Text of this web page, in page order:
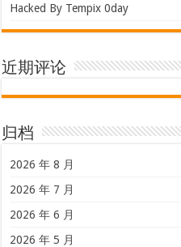
Hacked By Tempix 0day
近期评论
归档
2026 年 8 月
2026 年 7 月
2026 年 6 月
2026 年 5 月